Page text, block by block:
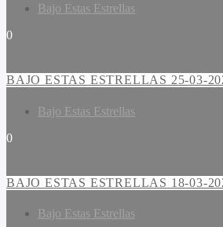
Bajo Estas Estrellas
0
BAJO ESTAS ESTRELLAS 25-03-
Bajo Estas Estrellas
0
BAJO ESTAS ESTRELLAS 18-03-
Bajo Estas Estrellas